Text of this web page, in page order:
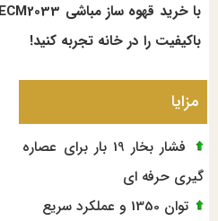
باکیفیت را در خانه تجربه کنید!
مزایا
فشار بخار 19 بار برای عصاره
گیری حرفه ای
توان 1350 و عملکرد سریع